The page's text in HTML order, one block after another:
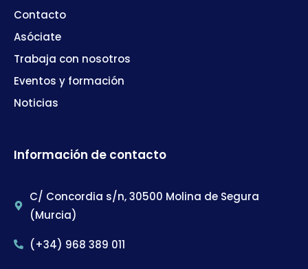
Contacto
Asóciate
Trabaja con nosotros
Eventos y formación
Noticias
Información de contacto
C/ Concordia s/n, 30500 Molina de Segura
(Murcia)
(+34) 968 389 011